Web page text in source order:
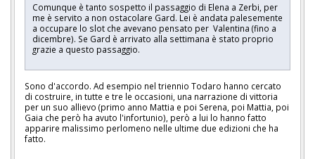
Comunque è tanto sospetto il passaggio di Elena a Zerbi, per
me è servito a non ostacolare Gard. Lei è andata palesemente
a occupare lo slot che avevano pensato per Valentina (fino a
dicembre). Se Gard è arrivato alla settimana è stato proprio
grazie a questo passaggio.
Sono d'accordo. Ad esempio nel triennio Todaro hanno cercato
di costruire, in tutte e tre le occasioni, una narrazione di vittoria
per un suo allievo (primo anno Mattia e poi Serena, poi Mattia, poi
Gaia che però ha avuto l'infortunio), però a lui lo hanno fatto
apparire malissimo perlomeno nelle ultime due edizioni che ha
fatto.